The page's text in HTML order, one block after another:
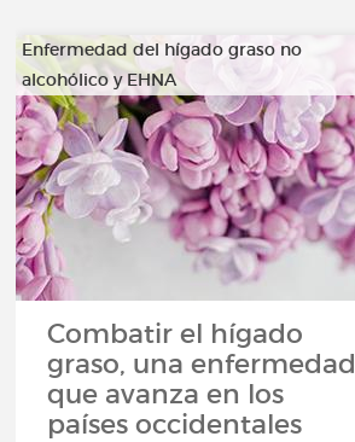
Enfermedad del hígado graso no
alcohólico y EHNA
Combatir el hígado
graso, una enfermedad
que avanza en los
países occidentales